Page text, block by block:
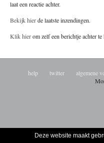
Deze website maakt
laat een reactie achter.
Bekijk hierde laatste inzendingen.
Klik hierom zelf een berichtje achter te
help twitter algemene